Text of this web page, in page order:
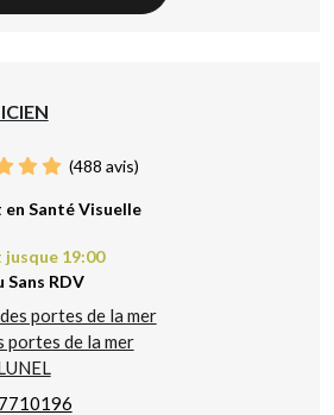
(488 avis)
en Santé Visuelle
19:00
Sans RDV
portes de la mer
portes de la mer